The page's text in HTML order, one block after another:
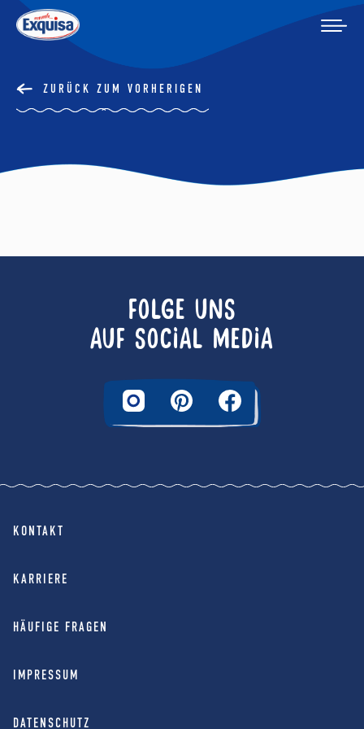
ZURÜCK ZUM VORHERIGEN
FOLGE UNS
AUF SOCIAL MEDIA
KONTAKT
KARRIERE
HÄUFIGE FRAGEN
IMPRESSUM
DATENSCHUTZ